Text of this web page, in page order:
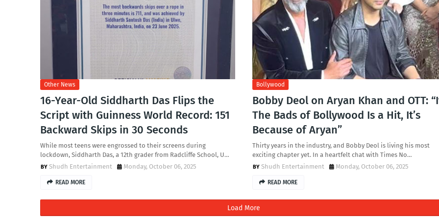
Other News
16-Year-Old Siddharth Das Flips the
Script with Guinness World Record: 151
Backward Skips in 30 Seconds
While most teens were engrossed to their screens during
lockdown, Siddharth Das, a 12th grader from Radcliffe School, U…
Shudh Entertainment
Monday, October 06, 2025
READ MORE
Bollywood
Bobby Deol on Aryan Khan and OTT:
The Bads of Bollywood Is a Hit, It’s
Because of Aryan”
Thirty years in the industry, and Bobby Deol is living his most
exciting chapter yet. In a heartfelt chat with Times No…
Shudh Entertainment
Monday, October 06, 2025
READ MORE
Load More